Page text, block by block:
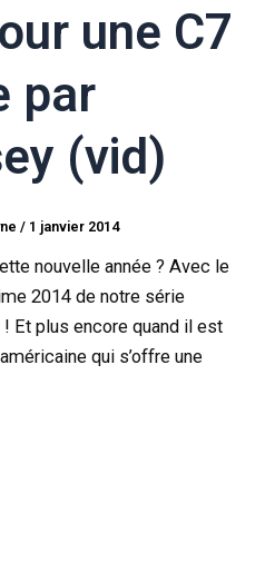
une C7
par
(vid)
/ 1 janvier 2014
nouvelle année ? Avec le
2014 de notre série
Et plus encore quand il est
qui s’offre une